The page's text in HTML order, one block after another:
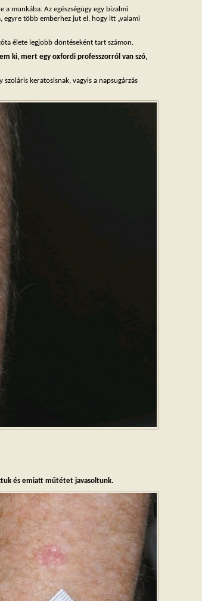
munkába. Az egészségügy egy bizalmi
egyre több emberhez jut el, hogy itt „valami
élete legjobb döntéseként tart számon.
ki, mert egy oxfordi professzorról van szó,
keratosisnak, vagyis a napsugárzás
és emiatt műtétet javasoltunk.